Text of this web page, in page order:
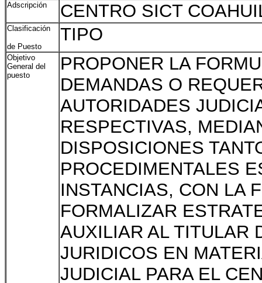
Adscripción CENTRO SICT
Clasificación
de Puesto
TIPO
Objetivo
General del
puesto
PROPONER LA
DEMANDAS O
AUTORIDADES
RESPECTIVAS,
DISPOSICIONES
PROCEDIMENTALES
INSTANCIAS, CON LA
FORMALIZAR
AUXILIAR AL TITULAR
JURIDICOS EN
JUDICIAL PARA EL